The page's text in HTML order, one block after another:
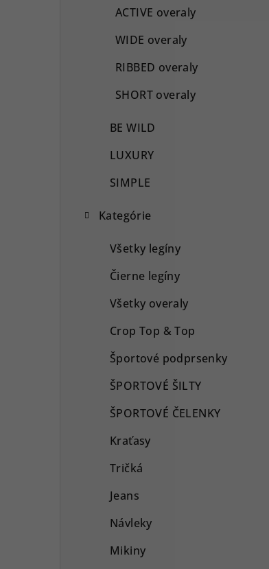
ACTIVE overaly
WIDE overaly
RIBBED overaly
SHORT overaly
BE WILD
LUXURY
SIMPLE
Kategórie
Všetky legíny
Čierne legíny
Všetky overaly
Crop Top & Top
Športové podprsenky
ŠPORTOVÉ ŠILTY
ŠPORTOVÉ ČELENKY
Kraťasy
Tričká
Jeans
Návleky
Mikiny